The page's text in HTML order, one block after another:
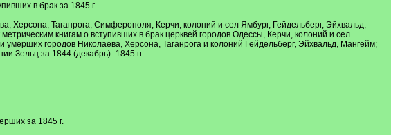
в брак за 1845 г.
Херсона, Таганрога, Симферополя, Керчи, колоний и сел Ямбург, Гейдельберг, Эйхвальд,
книгам о вступивших в брак церквей городов Одессы, Керчи, колоний и сел
городов Николаева, Херсона, Таганрога и колоний Гейдельберг, Эйхвальд, Мангейм;
Зельц за 1844 (декабрь)–1845 гг.
за 1845 г.